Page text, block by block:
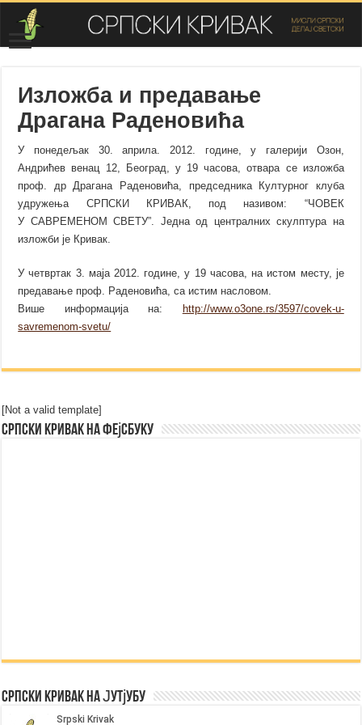
Изложба и предавање
Драгана Раденовића
У понедељак 30. априла. 2012. године, у галерији Озон,
Андрићев венац 12, Београд, у 19 часова, отвара се изложба
проф. др Драгана Раденовића, председника Културног клуба
удружења СРПСКИ КРИВАК, под називом: “ЧОВЕК
У САВРЕМЕНОМ СВЕТУ”. Једна од централних скулптура на
изложби је Кривак.
У четвртак 3. маја 2012. године, у 19 часова, на истом месту, је
предавање проф. Раденовића, са истим насловом.
Више информација на: http://www.o3one.rs/3597/covek-u-
savremenom-svetu/
[Not a valid template]
Српски Кривак на Фејсбуку
Српски Кривак на Јутјубу